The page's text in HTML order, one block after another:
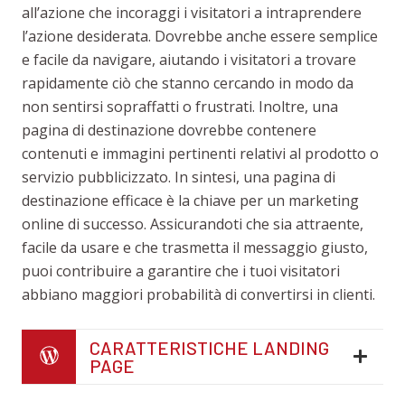
all’azione che incoraggi i visitatori a intraprendere
l’azione desiderata. Dovrebbe anche essere semplice
e facile da navigare, aiutando i visitatori a trovare
rapidamente ciò che stanno cercando in modo da
non sentirsi sopraffatti o frustrati. Inoltre, una
pagina di destinazione dovrebbe contenere
contenuti e immagini pertinenti relativi al prodotto o
servizio pubblicizzato. In sintesi, una pagina di
destinazione efficace è la chiave per un marketing
online di successo. Assicurandoti che sia attraente,
facile da usare e che trasmetta il messaggio giusto,
puoi contribuire a garantire che i tuoi visitatori
abbiano maggiori probabilità di convertirsi in clienti.
CARATTERISTICHE LANDING
PAGE